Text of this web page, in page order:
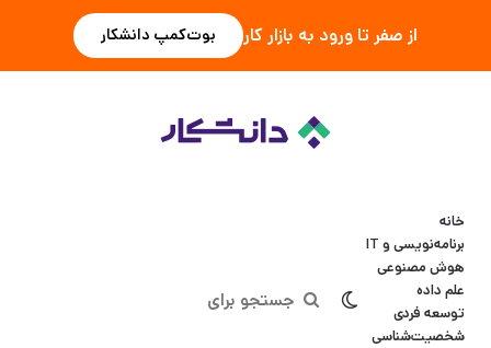
از صفر تا ورود به بازار کار بوت‌کمپ دانشکار
خانه
برنامه‌نویسی و IT
هوش مصنوعی
علم داده
توسعه فردی
شخصیت‌شناسی
تغییر پوسته
جستجو